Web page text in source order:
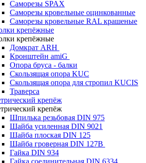
Саморезы SPAX
Саморезы кровельные оцинкованные
Саморезы кровельные RAL крашеные
крепёжные
крепёжные
Домкрат ARH
Кронштейн amiG
Опора бруса - балки
Скользящая опора KUC
Скользящая опора для стропил KUCIS
Траверса
крепёж
крепёж
Шпилька резьбовая DIN 975
Шайба усиленная DIN 9021
Шайба плоская DIN 125
Шайба гроверная DIN 127B
Гайка DIN 934
Гайка соединительная DIN 6334